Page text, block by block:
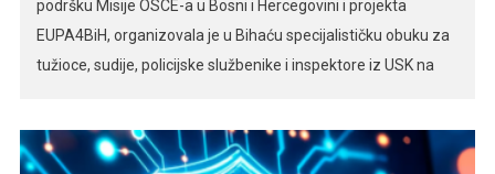
podršku Misije OSCE-a u Bosni i Hercegovini i projekta
EUPA4BiH, organizovala je u Bihaću specijalističku obuku za
tužioce, sudije, policijske službenike i inspektore iz USK na
unutrašnjih poslova Unsko-sanskog kantona Adnan Habibija,